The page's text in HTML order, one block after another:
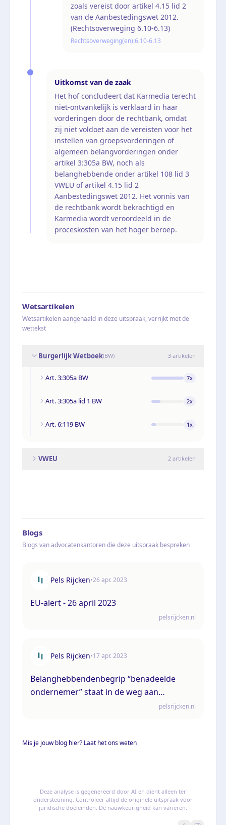
zoals vereist door artikel 4.15 lid 2
van de Aanbestedingswet 2012.
(Rechtsoverweging 6.10-6.13)
Rechtsoverweging(en):6.10-6.13
Uitkomst van de zaak
Het hof concludeert dat Karmedia terecht
niet-ontvankelijk is verklaard in haar
vorderingen door de rechtbank, omdat
zij niet voldoet aan de vereisten voor het
instellen van groepsvorderingen of
algemeen belangvorderingen onder
artikel 3:305a BW, noch als
belanghebbende onder artikel 108 lid 3
VWEU of artikel 4.15 lid 2
Aanbestedingswet 2012. Het vonnis van
de rechtbank wordt bekrachtigd en
Karmedia wordt veroordeeld in de
proceskosten van het hoger beroep.
Wetsartikelen
Wetsartikelen aangehaald in deze uitspraak, verrijkt met de
wettekst
Burgerlijk Wetboek(BW) 3 artikelen
Art. 3:305a BW 7x
Art. 3:305a lid 1 BW 2x
Art. 6:119 BW 1x
VWEU 2 artikelen
Blogs
Blogs van advocatenkantoren die deze uitspraak bespreken
Pels Rijcken•26 apr. 2023
EU-alert - 26 april 2023
pelsrijcken.nl
Pels Rijcken•17 apr. 2023
Belanghebbendenbegrip “benadeelde
ondernemer” staat in de weg aan
pelsrijcken.nl
Mis je jouw blog hier? Laat het ons weten
Deze analyse is gegenereerd door AI en dient alleen ter
ondersteuning. Controleer altijd de originele uitspraak voor
juridische doeleinden. De nauwkeurigheid kan variëren.